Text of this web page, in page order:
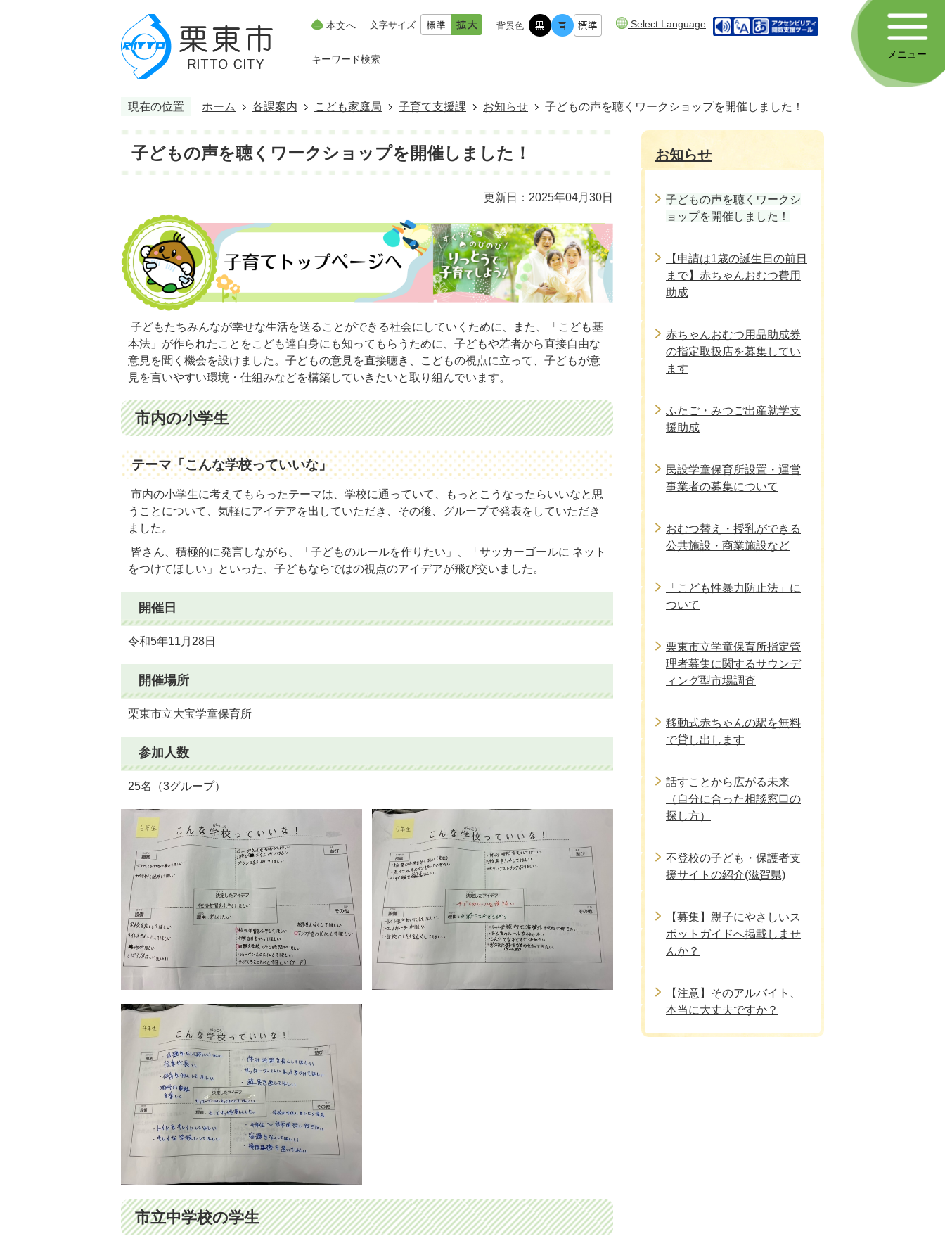
本文へ 文字サイズ 背景色 Select Language
キーワード検索 メニュー
現在の位置 ホーム 各課案内 こども家庭局 子育て支援課 お知らせ 子どもの声を聴くワークショップを開催しました！
子どもの声を聴くワークショップを開催しました！
更新日：2025年04月30日
子どもたちみんなが幸せな生活を送ることができる社会にしていくために、また、「こども基
本法」が作られたことをこども達自身にも知ってもらうために、子どもや若者から直接自由な
意見を聞く機会を設けました。子どもの意見を直接聴き、こどもの視点に立って、子どもが意
見を言いやすい環境・仕組みなどを構築していきたいと取り組んでいます。
市内の小学生
テーマ「こんな学校っていいな」
市内の小学生に考えてもらったテーマは、学校に通っていて、もっとこうなったらいいなと思
うことについて、気軽にアイデアを出していただき、その後、グループで発表をしていただき
ました。
皆さん、積極的に発言しながら、「子どものルールを作りたい」、「サッカーゴールに ネット
をつけてほしい」といった、子どもならではの視点のアイデアが飛び交いました。
開催日
令和5年11月28日
開催場所
栗東市立大宝学童保育所
参加人数
25名（3グループ）
市立中学校の学生
お知らせ
子どもの声を聴くワークシ
ョップを開催しました！
【申請は1歳の誕生日の前日
まで】赤ちゃんおむつ費用
助成
赤ちゃんおむつ用品助成券
の指定取扱店を募集してい
ます
ふたご・みつご出産就学支
援助成
民設学童保育所設置・運営
事業者の募集について
おむつ替え・授乳ができる
公共施設・商業施設など
「こども性暴力防止法」に
ついて
栗東市立学童保育所指定管
理者募集に関するサウンデ
ィング型市場調査
移動式赤ちゃんの駅を無料
で貸し出します
話すことから広がる未来
（自分に合った相談窓口の
探し方）
不登校の子ども・保護者支
援サイトの紹介(滋賀県)
【募集】親子にやさしいス
ポットガイドへ掲載しませ
んか？
【注意】そのアルバイト、
本当に大丈夫ですか？